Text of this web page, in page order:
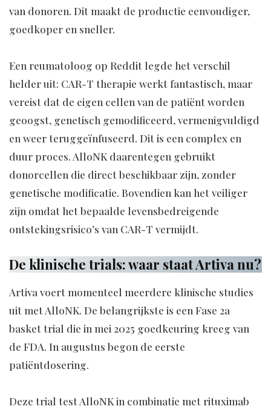
van donoren. Dit maakt de productie eenvoudiger,
goedkoper en sneller.
Een reumatoloog op Reddit legde het verschil
helder uit: CAR-T therapie werkt fantastisch, maar
vereist dat de eigen cellen van de patiënt worden
geoogst, genetisch gemodificeerd, vermenigvuldigd
en weer teruggeïnfuseerd. Dit is een complex en
duur proces. AlloNK daarentegen gebruikt
donorcellen die direct beschikbaar zijn, zonder
genetische modificatie. Bovendien kan het veiliger
zijn omdat het bepaalde levensbedreigende
ontstekingsrisico’s van CAR-T vermijdt.
De klinische trials: waar staat Artiva nu?
Artiva voert momenteel meerdere klinische studies
uit met AlloNK. De belangrijkste is een Fase 2a
basket trial die in mei 2025 goedkeuring kreeg van
de FDA. In augustus begon de eerste
patiëntdosering.
Deze trial test AlloNK in combinatie met rituximab